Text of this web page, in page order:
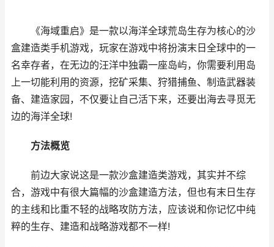
《海域重启》是一款以海洋全球荒岛生存为核心的沙
盒建造类手机游戏，玩家在游戏中将扮演末日全球中的一
名幸存者，在无边的汪洋中独霸一座岛屿，你需要利用岛
上一切能利用的资源，挖矿采集、狩猎捕鱼、制造武器装
备、建造家园，不仅要让自己活下来，还要出海去寻觅无
边的海洋全球!
方法概览
前边大家说这是一款沙盒建造类游戏，其实并不综
合，游戏中有很大篇幅的沙盒建造方法，但也有末日生存
的主线和比重不轻的战略攻防方法，应该说和你记忆中纯
粹的生存、建造和战略游戏都不一样!